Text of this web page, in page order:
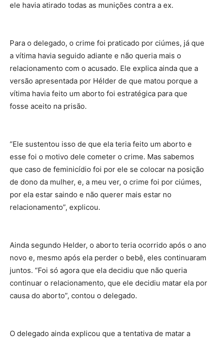
ele havia atirado todas as munições contra a ex.
Para o delegado, o crime foi praticado por ciúmes, já que
a vítima havia seguido adiante e não queria mais o
relacionamento com o acusado. Ele explica ainda que a
versão apresentada por Hélder de que matou porque a
vítima havia feito um aborto foi estratégica para que
fosse aceito na prisão.
“Ele sustentou isso de que ela teria feito um aborto e
esse foi o motivo dele cometer o crime. Mas sabemos
que caso de feminicídio foi por ele se colocar na posição
de dono da mulher, e, a meu ver, o crime foi por ciúmes,
por ela estar saindo e não querer mais estar no
relacionamento”, explicou.
Ainda segundo Helder, o aborto teria ocorrido após o ano
novo e, mesmo após ela perder o bebê, eles continuaram
juntos. “Foi só agora que ela decidiu que não queria
continuar o relacionamento, que ele decidiu matar ela por
causa do aborto”, contou o delegado.
O delegado ainda explicou que a tentativa de matar a